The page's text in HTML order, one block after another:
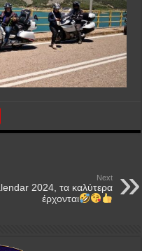
Next
2024, τα καλύτερα
έρχονται